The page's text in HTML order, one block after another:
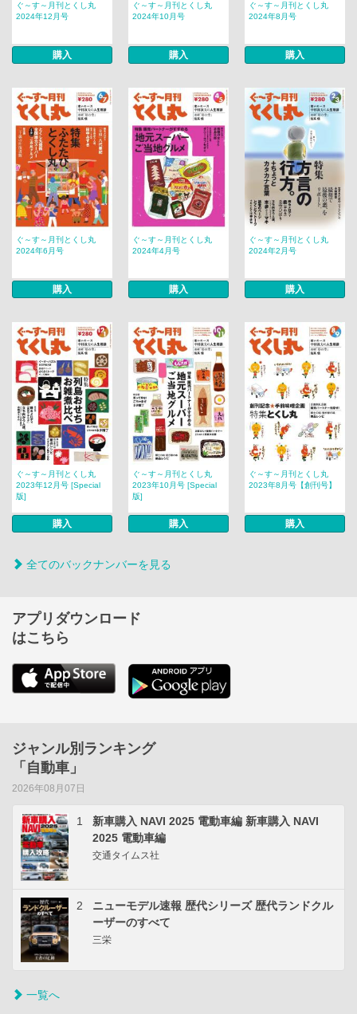
ぐ～す～月刊とくし丸
2024年12月号
購入
ぐ～す～月刊とくし丸
2024年10月号
購入
ぐ～す～月刊とくし丸
2024年8月号
購入
ぐ～す～月刊とくし丸
2024年6月号
購入
ぐ～す～月刊とくし丸
2024年4月号
購入
ぐ～す～月刊とくし丸
2024年2月号
購入
ぐ～す～月刊とくし丸
2023年12月号 [Special
版]
購入
ぐ～す～月刊とくし丸
2023年10月号 [Special
版]
購入
ぐ～す～月刊とくし丸
2023年8月号【創刊号】
購入
全てのバックナンバーを見る
アプリダウンロード
はこちら
ジャンル別ランキング
「自動車」
2026年08月07日
1
新車購入 NAVI 2025 電動車編 新車購入 NAVI
2025 電動車編
交通タイムス社
2
ニューモデル速報 歴代シリーズ 歴代ランドクル
ーザーのすべて
三栄
一覧へ